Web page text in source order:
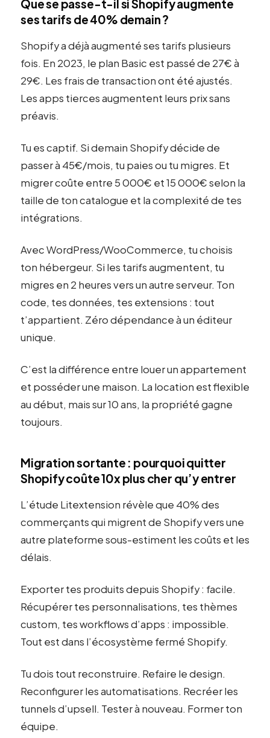
Que se passe-t-il si Shopify augmente
ses tarifs de 40% demain ?
Shopify a déjà augmenté ses tarifs plusieurs
fois. En 2023, le plan Basic est passé de 27€ à
29€. Les frais de transaction ont été ajustés.
Les apps tierces augmentent leurs prix sans
préavis.
Tu es captif. Si demain Shopify décide de
passer à 45€/mois, tu paies ou tu migres. Et
migrer coûte entre 5 000€ et 15 000€ selon la
taille de ton catalogue et la complexité de tes
intégrations.
Avec WordPress/WooCommerce, tu choisis
ton hébergeur. Si les tarifs augmentent, tu
migres en 2 heures vers un autre serveur. Ton
code, tes données, tes extensions : tout
t’appartient. Zéro dépendance à un éditeur
unique.
C’est la différence entre louer un appartement
et posséder une maison. La location est flexible
au début, mais sur 10 ans, la propriété gagne
toujours.
Migration sortante : pourquoi quitter
Shopify coûte 10x plus cher qu’y entrer
L’étude Litextension révèle que 40% des
commerçants qui migrent de Shopify vers une
autre plateforme sous-estiment les coûts et les
délais.
Exporter tes produits depuis Shopify : facile.
Récupérer tes personnalisations, tes thèmes
custom, tes workflows d’apps : impossible.
Tout est dans l’écosystème fermé Shopify.
Tu dois tout reconstruire. Refaire le design.
Reconfigurer les automatisations. Recréer les
tunnels d’upsell. Tester à nouveau. Former ton
équipe.